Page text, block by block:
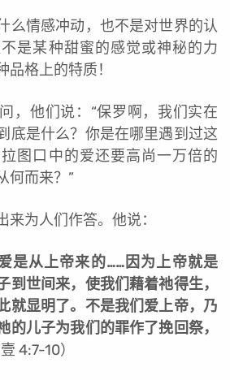
么情感冲动，也不是对世界的认
是某种甜蜜的感觉或神秘的力
格上的特质！
，他们说：“保罗啊，我们实在
底是什么？你是在哪里遇到过这
图口中的爱还要高尚一万倍的
何而来？”
来为人们作答。他说：
是从上帝来的……因为上帝就是
到世间来，使我们藉着祂得生，
就显明了。不是我们爱上帝，乃
的儿子为我们的罪作了挽回祭，
壹 4:7-10）